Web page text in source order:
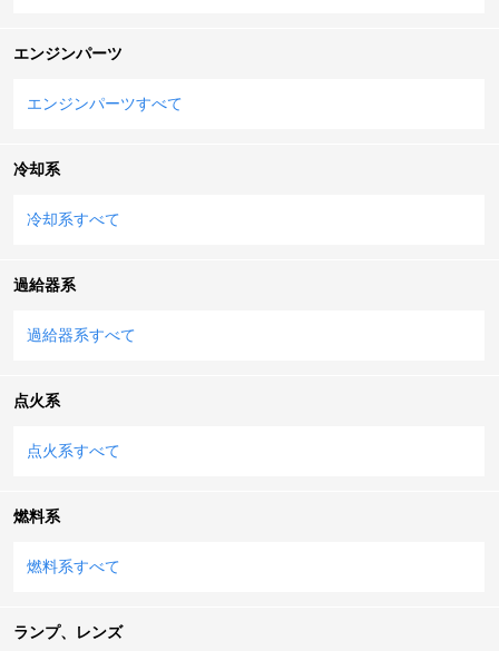
エンジンパーツ
エンジンパーツすべて
冷却系
冷却系すべて
過給器系
過給器系すべて
点火系
点火系すべて
燃料系
燃料系すべて
ランプ、レンズ